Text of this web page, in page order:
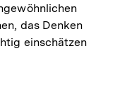
das Denken
einschätzen